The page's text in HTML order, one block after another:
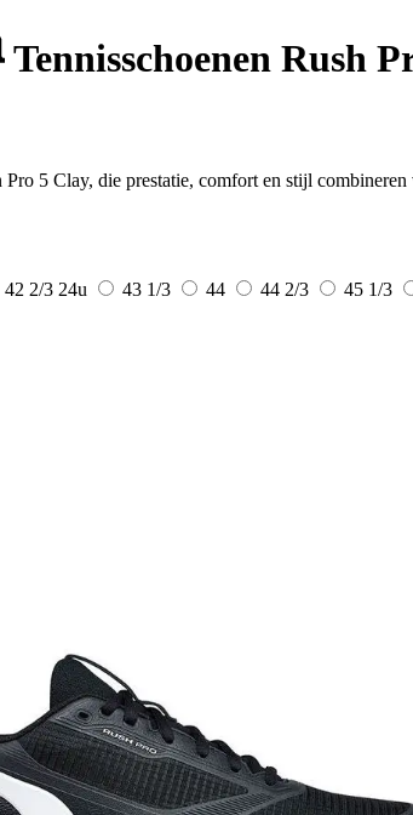
Tennisschoenen Rush
5 Clay, die prestatie, comfort en stijl
42 2/3 24u 43 1/3 44 44 2/3 45 1/3